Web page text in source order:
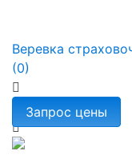
Веревка
(0)